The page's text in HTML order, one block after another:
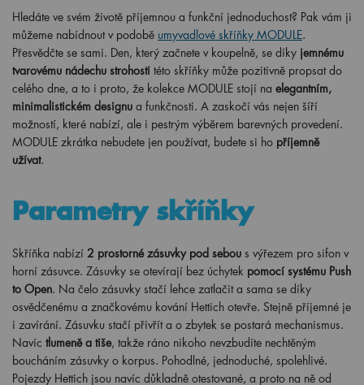
Hledáte ve svém životě příjemnou a funkční jednoduchost? Pak vám ji
můžeme nabídnout v podobě umyvadlové skříňky MODULE.
Přesvědčte se sami. Den, který začnete v koupelně, se díky jemnému
tvarovému nádechu strohosti této skříňky může pozitivně propsat do
celého dne, a to i proto, že kolekce MODULE stojí na elegantním,
minimalistickém designu a funkčnosti. A zaskočí vás nejen šíří
možností, které nabízí, ale i pestrým výběrem barevných provedení.
MODULE zkrátka nebudete jen používat, budete si ho příjemně
užívat.
Parametry skříňky
Skříňka nabízí 2 prostorné zásuvky pod sebou s výřezem pro sifon v
horní zásuvce. Zásuvky se otevírají bez úchytek pomocí systému Push
to Open. Na čelo zásuvky stačí lehce zatlačit a sama se díky
osvědčenému a značkovému kování Hettich otevře. Stejně příjemné je
i zavírání. Zásuvku stačí přivřít a o zbytek se postará mechanismus.
Navíc tlumeně a tiše, takže ráno nikoho nevzbudíte nechtěným
boucháním zásuvky o korpus. Pohodlné, jednoduché, spolehlivé.
Pojezdy Hettich jsou navíc důkladně otestované, a proto na ně od